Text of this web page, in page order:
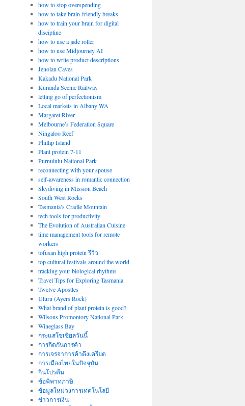
how to stop overspending
how to take brain-friendly breaks
how to train your brain for digital
discipline
how to use a jade roller
how to use Midjourney AI
how to write product descriptions
Jenolan Caves
Kakadu National Park
Kuranda Scenic Railway
letting go of perfectionism
Local markets in Albany WA
Margaret River
Melbourne’s Federation Square
Ningaloo Reef
Phillip Island
Plant protein 7-11
Purnululu National Park
reconnecting with your spouse
self-awareness in romantic connection
Skydiving in Mission Beach
South West Rocks
Tasmania’s Cradle Mountain
tech tools for productivity
The Evolution of Australian Cuisine
time management tools for remote
workers
tofusan high protein รีวิว
top cultural festivals around the world
tracking your biological rhythms
Travel Tips for Exploring Tasmania
Twelve Apostles
Uluru (Ayers Rock)
What brand of plant protein is good?
Wilsons Promontory National Park
Wineglass Bay
กระแสโซเชียลวันนี้
การกีดกันการค้า
การเจรจาการค้าตึงเครียด
การเมืองไทยในปัจจุบัน
กินโปรตีน
ข้อพิพาทภาษี
ข้อมูลใหม่วงการเทคโนโลยี
ข่าวการเงิน